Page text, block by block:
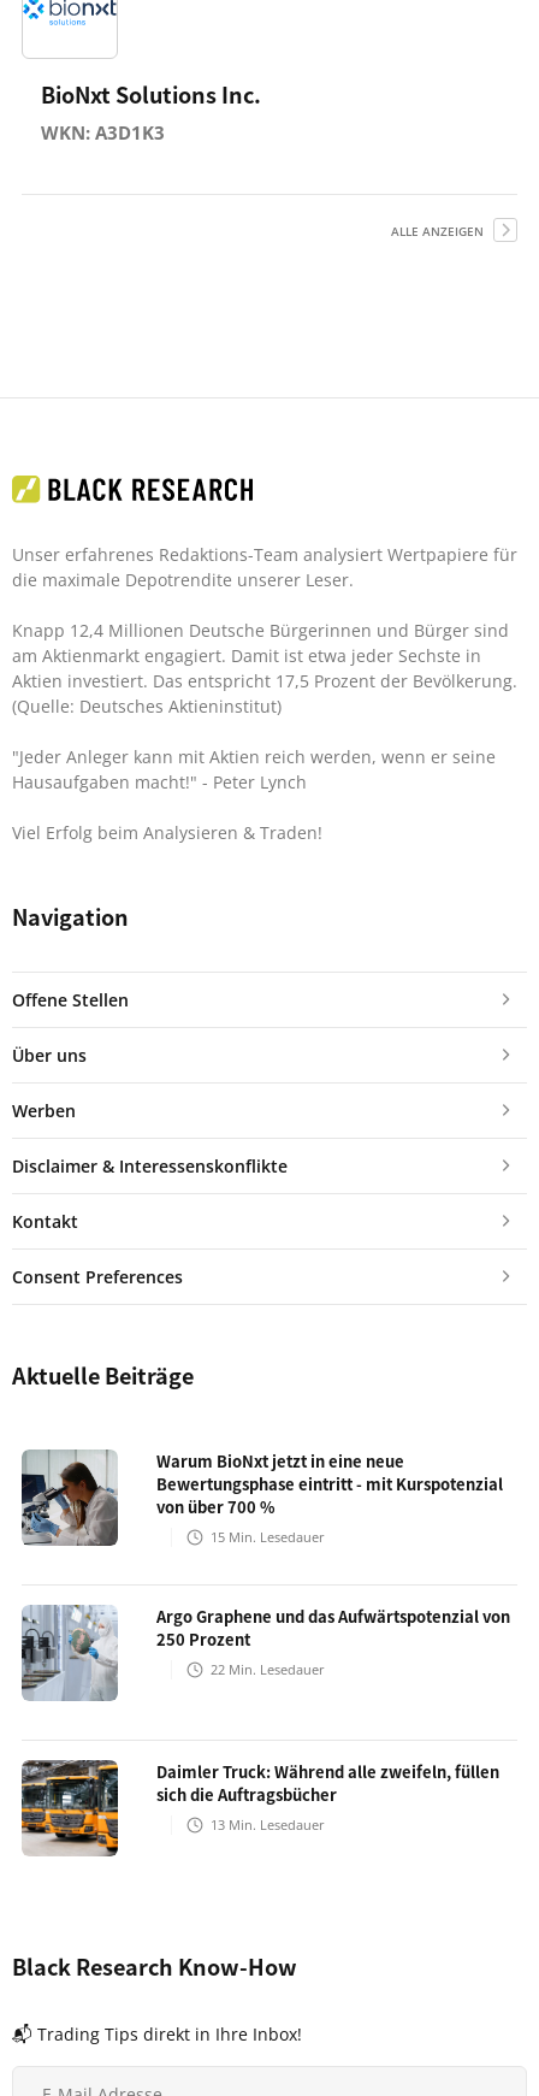
BioNxt Solutions Inc.
WKN: A3D1K3
ALLE ANZEIGEN
Unser erfahrenes Redaktions-Team analysiert Wertpapiere für
die maximale Depotrendite unserer Leser.
Knapp 12,4 Millionen Deutsche Bürgerinnen und Bürger sind
am Aktienmarkt engagiert. Damit ist etwa jeder Sechste in
Aktien investiert. Das entspricht 17,5 Prozent der Bevölkerung.
(Quelle: Deutsches Aktieninstitut)
"Jeder Anleger kann mit Aktien reich werden, wenn er seine
Hausaufgaben macht!" - Peter Lynch
Viel Erfolg beim Analysieren & Traden!
Navigation
Offene Stellen
Über uns
Werben
Disclaimer & Interessenskonflikte
Kontakt
Consent Preferences
Aktuelle Beiträge
Warum BioNxt jetzt in eine neue
Bewertungsphase eintritt - mit Kurspotenzial
von über 700 %
15 Min. Lesedauer
Argo Graphene und das Aufwärtspotenzial von
250 Prozent
22 Min. Lesedauer
Daimler Truck: Während alle zweifeln, füllen
sich die Auftragsbücher
13 Min. Lesedauer
Black Research Know-How
📬 Trading Tips direkt in Ihre Inbox!